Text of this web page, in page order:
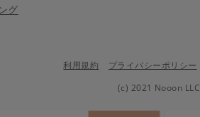
グ
利用規約 プライバシーポリシー
(c) 2021 Nooon LLC